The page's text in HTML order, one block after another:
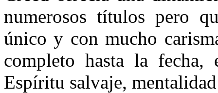
numerosos títulos pero
único y con mucho
completo hasta la
Espíritu salvaje,